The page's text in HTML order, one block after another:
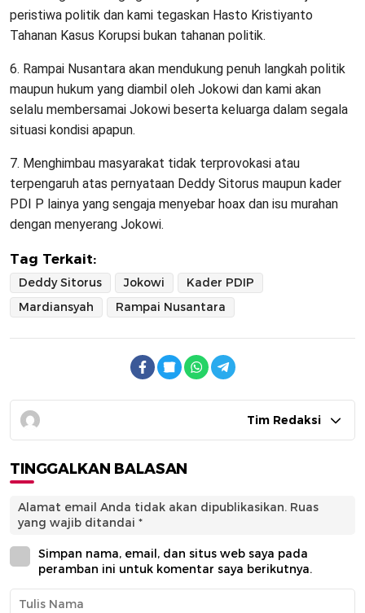
peristiwa politik dan kami tegaskan Hasto Kristiyanto
Tahanan Kasus Korupsi bukan tahanan politik.
6. Rampai Nusantara akan mendukung penuh langkah politik
maupun hukum yang diambil oleh Jokowi dan kami akan
selalu membersamai Jokowi beserta keluarga dalam segala
situasi kondisi apapun.
7. Menghimbau masyarakat tidak terprovokasi atau
terpengaruh atas pernyataan Deddy Sitorus maupun kader
PDI P lainya yang sengaja menyebar hoax dan isu murahan
dengan menyerang Jokowi.
Tag Terkait:
Deddy Sitorus Jokowi
Kader PDIP
Mardiansyah
Rampai Nusantara
Tim Redaksi
TINGGALKAN BALASAN
Alamat email Anda tidak akan dipublikasikan. Ruas
yang wajib ditandai *
Simpan nama, email, dan situs web saya pada
peramban ini untuk komentar saya berikutnya.